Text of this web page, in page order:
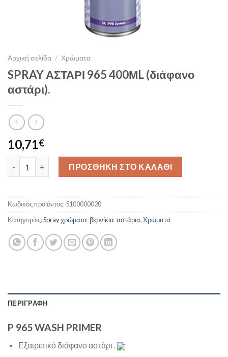
Αρχική σελίδα / Χρώματα
SPRAY ΑΣΤΑΡΙ 965 400ΜL (διάφανο
αστάρι).
10,71€
SPRAY ΑΣΤΑΡΙ 965 400ΜL (διάφανο αστάρι). ποσότητα
ΠΡΟΣΘΗΚΗ ΣΤΟ ΚΑΛΑΘΙ
Κωδικός προϊόντος:5100000020
Κατηγορίες:Spray χρώματα-βερνίκια-αστάρια,Χρώματα
ΠΕΡΙΓΡΑΦΗ
P 965 WASH PRIMER
Εξαιρετικό διάφανο αστάρι .